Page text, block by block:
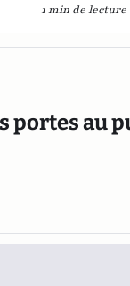
1 min de lecture
portes au